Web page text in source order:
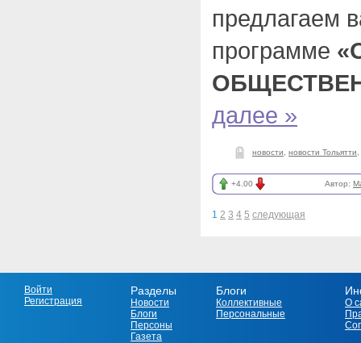
предлагаем
программе
далее »
новости новости Тольятти
+4.00 Автор:
1 2 3 4 5 следующая
Войти
Регистрация
Разделы
Новости
Блоги
Персоны
Газета
Блоги
Коллективные
Персональные
О